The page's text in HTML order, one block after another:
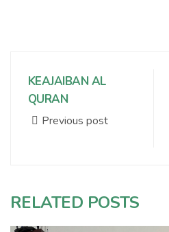
KEAJAIBAN AL
QURAN
Previous post
RELATED POSTS